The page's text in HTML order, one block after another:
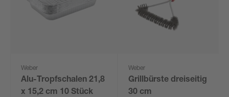
Weber
Alu-Tropfschalen 21,8
x 15,2 cm 10 Stück
Weber
Grillbürste dreiseitig
30 cm